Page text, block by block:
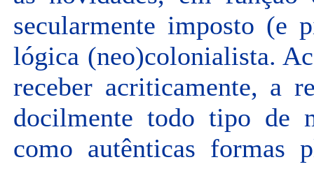
secularmente imposto (e
lógica (neo)colonialista.
receber acriticamente, a
docilmente todo tipo de
como autênticas formas